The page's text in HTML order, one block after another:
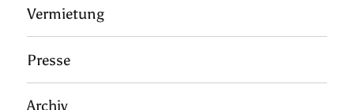
Vermietung
Presse
Archiv